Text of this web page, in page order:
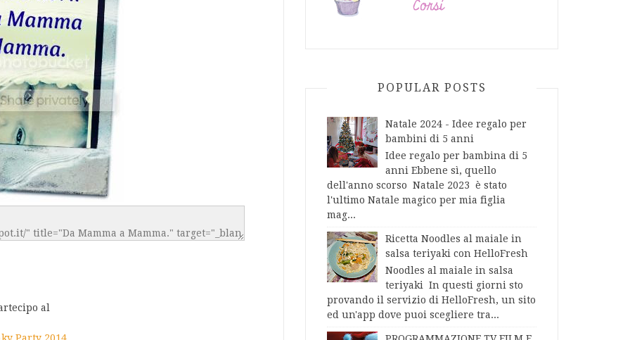
al
POPULAR POSTS
Natale 2024 - Idee regalo per
bambini di 5 anni
Idee regalo per bambina di 5
anni Ebbene sì, quello
dell'anno scorso Natale 2023 è stato
l'ultimo Natale magico per mia figlia
mag...
Ricetta Noodles al maiale in
salsa teriyaki con HelloFresh
Noodles al maiale in salsa
teriyaki In questi giorni sto
provando il servizio di HelloFresh, un sito
ed un'app dove puoi scegliere tra...